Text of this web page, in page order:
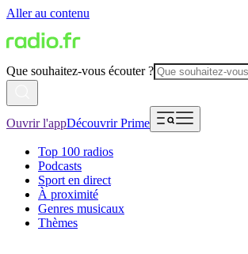
Aller au contenu
Que souhaitez-vous écouter ?
Ouvrir l'appDécouvrir Prime
Top 100 radios
Podcasts
Sport en direct
À proximité
Genres musicaux
Thèmes